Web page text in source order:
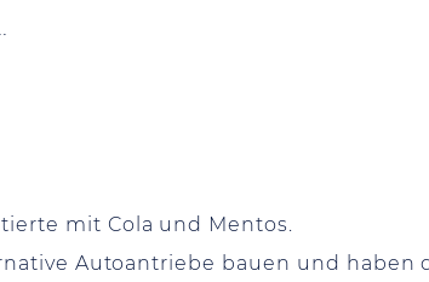
mit Cola und Mentos.
Autoantriebe bauen und haben